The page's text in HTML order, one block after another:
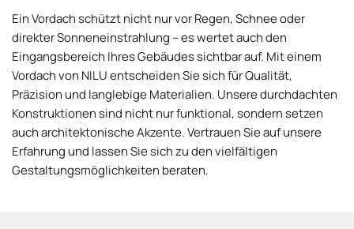
Ein Vordach schützt nicht nur vor Regen, Schnee oder
direkter Sonneneinstrahlung – es wertet auch den
Eingangsbereich Ihres Gebäudes sichtbar auf. Mit einem
Vordach von NILU entscheiden Sie sich für Qualität,
Präzision und langlebige Materialien. Unsere durchdachten
Konstruktionen sind nicht nur funktional, sondern setzen
auch architektonische Akzente. Vertrauen Sie auf unsere
Erfahrung und lassen Sie sich zu den vielfältigen
Gestaltungsmöglichkeiten beraten.